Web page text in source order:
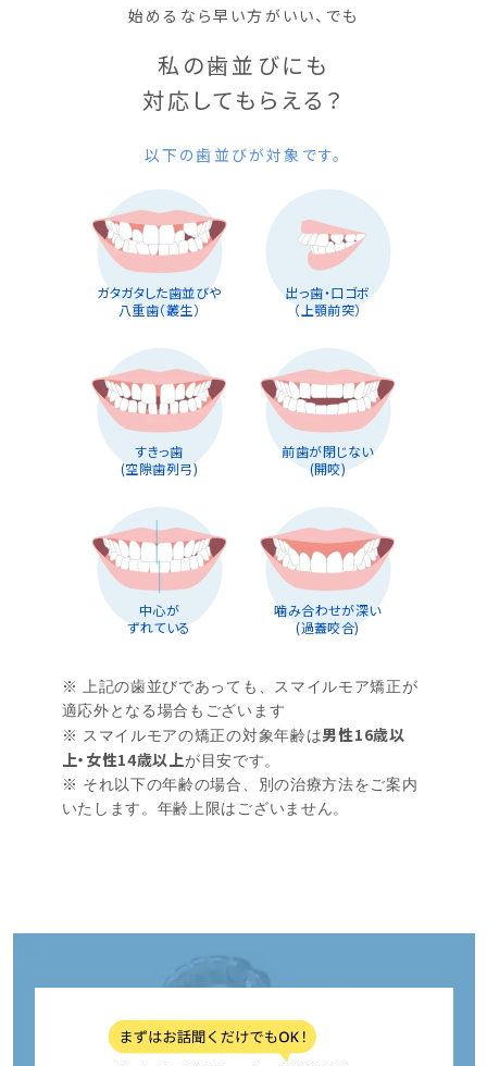
始めるなら早い方がいい、でも
私の歯並びにも
対応してもらえる？
以下の歯並びが対象です。
ガタガタした歯並びや
八重歯（叢生）
出っ歯・口ゴボ
（上顎前突）
すきっ歯
(空隙歯列弓)
前歯が閉じない
(開咬)
中心が
ずれている
噛み合わせが深い
(過蓋咬合)
※ 上記の歯並びであっても、スマイルモア矯正が
適応外となる場合もございます
※ スマイルモアの矯正の対象年齢は男性16歳以
上・女性14歳以上が目安です。
※ それ以下の年齢の場合、別の治療方法をご案内
いたします。年齢上限はございません。